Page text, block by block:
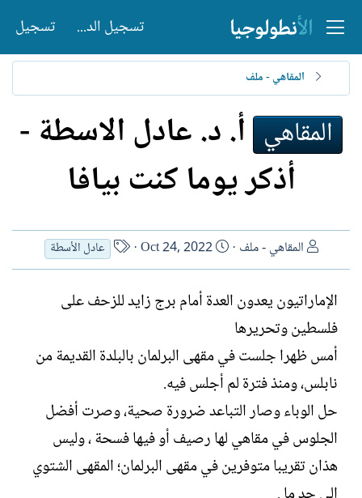
تسجيل الدخول تسجيل
المقاهي - ملف
المقاهي أ. د. عادل الاسطة -
أذكر يوما كنت بيافا
ا
ل
ا
ت
ب
المقاهي - ملف
ت
ا
ي
ل
إ
ش
ا
ء
Oct 24, 2022
ا
س
ا
ا
عادل الأسطة
الإماراتيون يعدون العدة أمام برج زايد للزحف على
فلسطين وتحريرها
أمس ظهرا جلست في مقهى البرلمان بالبلدة القديمة من
نابلس، ومنذ فترة لم أجلس فيه.
حل الوباء وصار التباعد ضرورة صحية، وصرت أفضل
الجلوس في مقاهي لها رصيف أو فيها فسحة ، وليس
هذان تقريبا متوفرين في مقهى البرلمان؛ المقهى الشتوي